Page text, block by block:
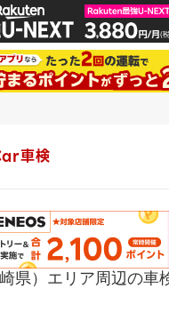
車検
県）エリア周辺の車